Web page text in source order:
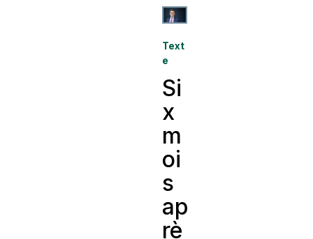
Text
e
Si
x
m
oi
s
ap
rè